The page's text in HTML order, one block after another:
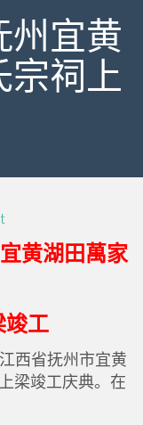
州宜黄
宗祠上
湖田萬家
工
西省抚州市宜黄
梁竣工庆典。在